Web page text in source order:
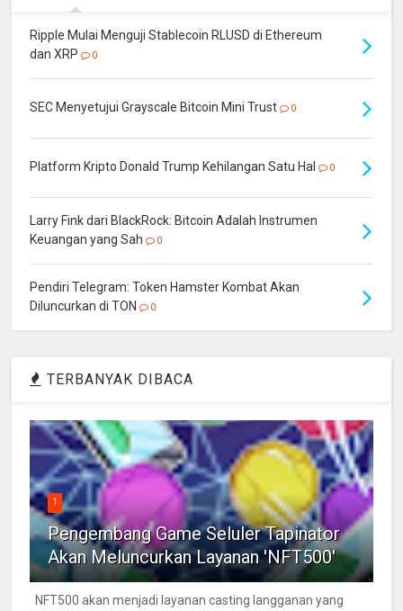
Ripple Mulai Menguji Stablecoin RLUSD di Ethereum
dan XRP
0
SEC Menyetujui Grayscale Bitcoin Mini Trust 0
Platform Kripto Donald Trump Kehilangan Satu Hal 0
Larry Fink dari BlackRock: Bitcoin Adalah Instrumen
Keuangan yang Sah
0
Pendiri Telegram: Token Hamster Kombat Akan
Diluncurkan di TON
0
TERBANYAK DIBACA
1
Pengembang Game Seluler Tapinator
Akan Meluncurkan Layanan 'NFT500'
NFT500 akan menjadi layanan casting langganan yang